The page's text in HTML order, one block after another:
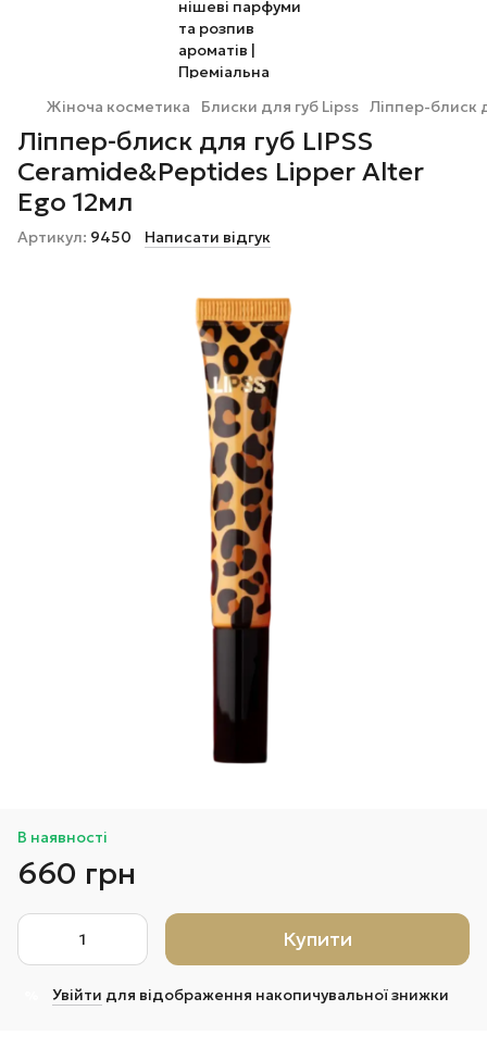
Жіноча косметика Блиски для губ Lipss Ліппер-блиск
Ліппер-блиск для губ LIPSS
Ceramide&Peptides Lipper Alter
Ego 12мл
Артикул: 9450 Написати відгук
В наявності
660 грн
Купити
Увійти для відображення накопичувальної знижки